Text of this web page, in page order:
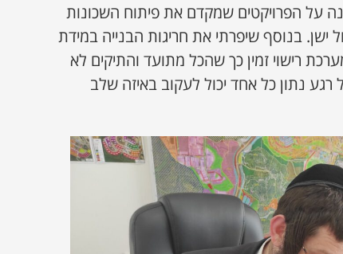
על הפרויקטים שמקדם את פיתוח השכונות
ישן. בנוסף שיפרתי את חריגות הבנייה במידת
רישוי זמין כך שהכל מתועד והתיקים לא
רגע נתון כל אחד יכול לעקוב באיזה שלב